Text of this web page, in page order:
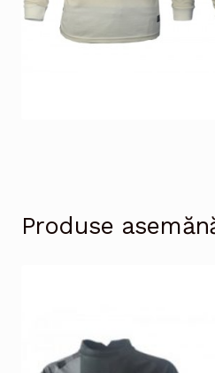
Produse